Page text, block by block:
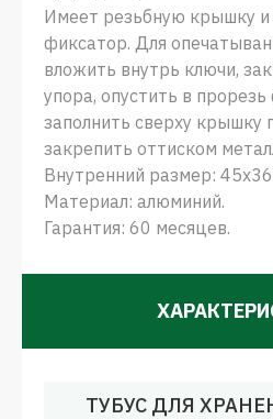
Имеет резьбную крышку и
фиксатор. Для
вложить внутрь ключи,
упора, опустить в
заполнить сверху крышку
закрепить оттиском
Внутренний размер:
Материал: алюминий.
Гарантия: 60 месяцев.
ТУБУС ДЛЯ